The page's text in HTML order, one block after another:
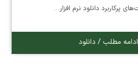
ادامه مطلب / دانلود